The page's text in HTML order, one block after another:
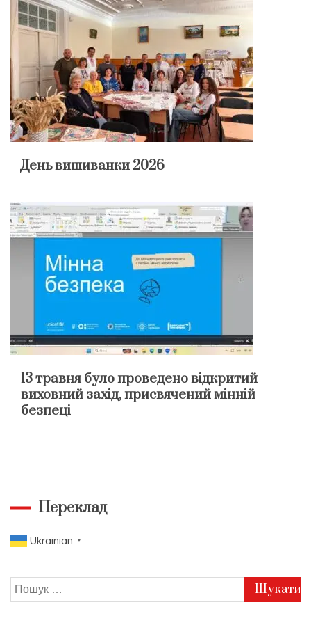
День вишиванки 2026
13 травня було проведено відкритий
виховний захід, присвячений мінній
безпеці
Переклад
Ukrainian ▼
Пошук: